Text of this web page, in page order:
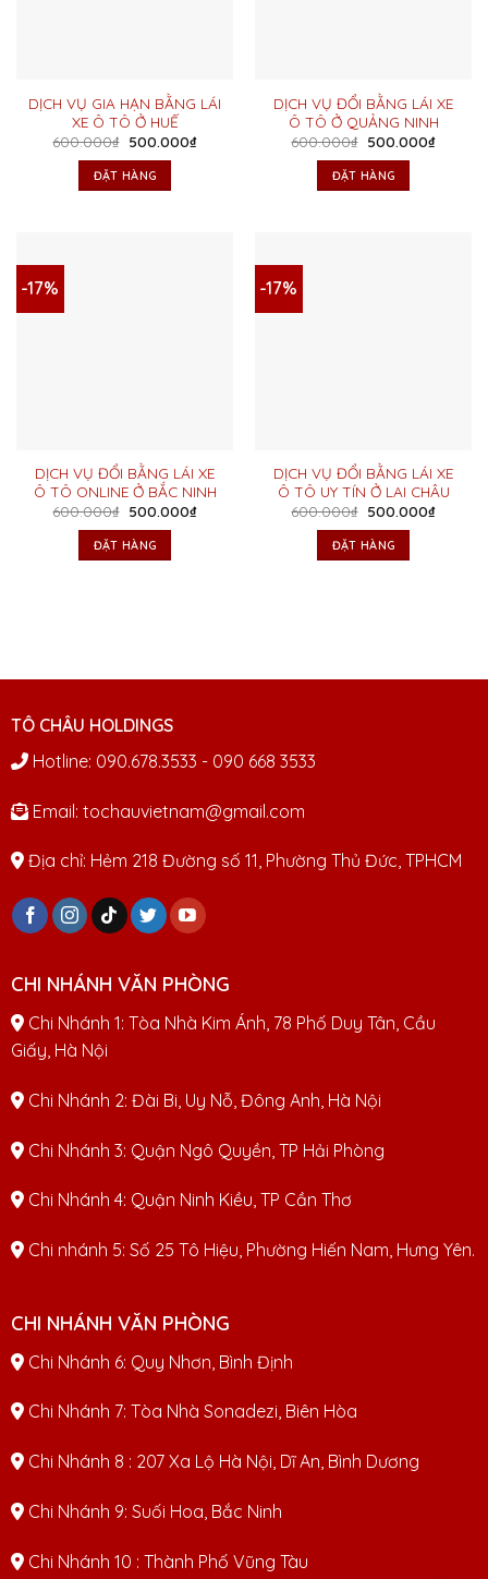
DỊCH VỤ GIA HẠN BẰNG LÁI
XE Ô TÔ Ở HUẾ
600.000₫ Giá
là:
600.000₫.
500.000₫Giá
ĐẶT HÀNG
DỊCH VỤ ĐỔI BẰNG LÁI XE
Ô TÔ Ở QUẢNG NINH
600.000₫ Giá
là:
600.000₫.
500.000₫Giá
ĐẶT HÀNG
-17%
DỊCH VỤ ĐỔI BẰNG LÁI XE
Ô TÔ ONLINE Ở BẮC NINH
600.000₫ Giá
là:
600.000₫.
500.000₫Giá
ĐẶT HÀNG
-17%
DỊCH VỤ ĐỔI BẰNG LÁI XE
Ô TÔ UY TÍN Ở LAI CHÂU
600.000₫ Giá
là:
600.000₫.
500.000₫Giá
ĐẶT HÀNG
TÔ CHÂU HOLDINGS
Hotline: 090.678.3533 - 090 668 3533
Email: tochauvietnam@gmail.com
Địa chỉ: Hẻm 218 Đường số 11, Phường Thủ Đức, TPHCM
CHI NHÁNH VĂN PHÒNG
Chi Nhánh 1: Tòa Nhà Kim Ánh, 78 Phố Duy Tân, Cầu
Giấy, Hà Nội
Chi Nhánh 2: Đài Bi, Uy Nỗ, Đông Anh, Hà Nội
Chi Nhánh 3: Quận Ngô Quyền, TP Hải Phòng
Chi Nhánh 4: Quận Ninh Kiều, TP Cần Thơ
Chi nhánh 5: Số 25 Tô Hiệu, Phường Hiến Nam, Hưng Yên.
CHI NHÁNH VĂN PHÒNG
Chi Nhánh 6: Quy Nhơn, Bình Định
Chi Nhánh 7: Tòa Nhà Sonadezi, Biên Hòa
Chi Nhánh 8 : 207 Xa Lộ Hà Nội, Dĩ An, Bình Dương
Chi Nhánh 9: Suối Hoa, Bắc Ninh
Chi Nhánh 10 : Thành Phố Vũng Tàu